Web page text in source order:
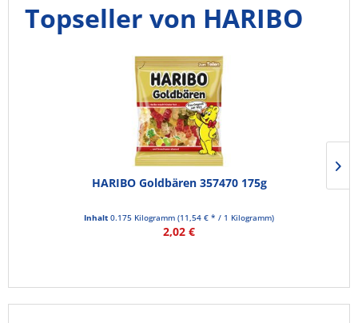
Topseller von HARIBO
HARIBO Goldbären 357470 175g
Inhalt 0.175 Kilogramm (11,54 € * / 1 Kilogramm)
2,02 €